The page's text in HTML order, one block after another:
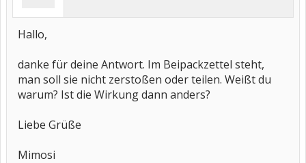
Hallo,
danke für deine Antwort. Im Beipackzettel steht,
man soll sie nicht zerstoßen oder teilen. Weißt du
warum? Ist die Wirkung dann anders?
Liebe Grüße
Mimosi